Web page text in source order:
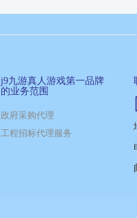
j9九游真人游戏第一品牌
的业务范围
政府采购代理
工程招标代理服务